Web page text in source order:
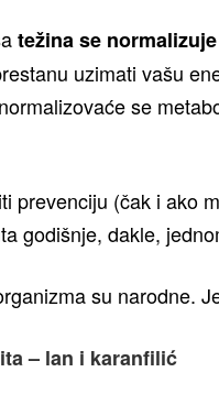
težina se normalizuje
uzimati vašu
se
prevenciju (čak i ako
godišnje, dakle,
su narodne.
– lan i karanfilić